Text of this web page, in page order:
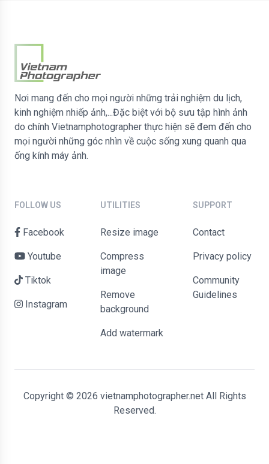
Nơi mang đến cho mọi người những trải nghiệm du lịch,
kinh nghiệm nhiếp ảnh,...Đặc biệt với bộ sưu tập hình ảnh
do chính Vietnamphotographer thực hiện sẽ đem đến cho
mọi người những góc nhìn về cuộc sống xung quanh qua
ống kính máy ảnh.
FOLLOW US
Facebook
Youtube
Tiktok
Instagram
UTILITIES
Resize image
Compress
image
Remove
background
Add watermark
SUPPORT
contact
Privacy policy
Community
Guidelines
Copyright © 2026 vietnamphotographer.net All Rights
Reserved.